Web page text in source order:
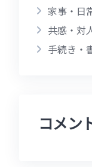
家事・日
共感・対
手続き・
コメン